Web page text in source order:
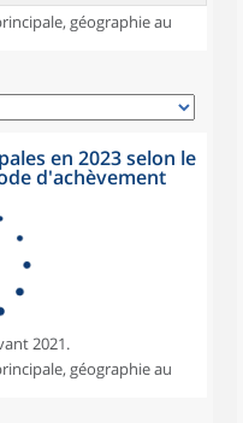
géographie au
en 2023 selon le
d'achèvement
2021.
géographie au